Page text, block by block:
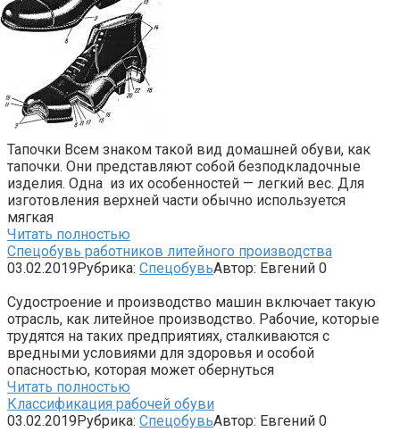
Тапочки Всем знаком такой вид домашней обуви, как
тапочки. Они представляют собой безподкладочные
изделия. Одна из их особенностей — легкий вес. Для
изготовления верхней части обычно используется
мягкая
Читать полностью
Спецобувь работников литейного производства
03.02.2019Рубрика: СпецобувьАвтор: Евгений 0
Судостроение и производство машин включает такую
отрасль, как литейное производство. Рабочие, которые
трудятся на таких предприятиях, сталкиваются с
вредными условиями для здоровья и особой
опасностью, которая может обернуться
Читать полностью
Классификация рабочей обуви
03.02.2019Рубрика: СпецобувьАвтор: Евгений 0